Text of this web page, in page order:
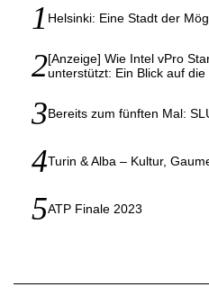
Helsinki: Eine Stadt der
[Anzeige] Wie Intel vPro
unterstützt: Ein Blick auf
Bereits zum fünften Mal:
Turin & Alba – Kultur,
ATP Finale 2023